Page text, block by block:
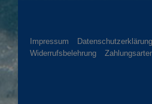
Impressum Datenschutzerklärung
Widerrufsbelehrung